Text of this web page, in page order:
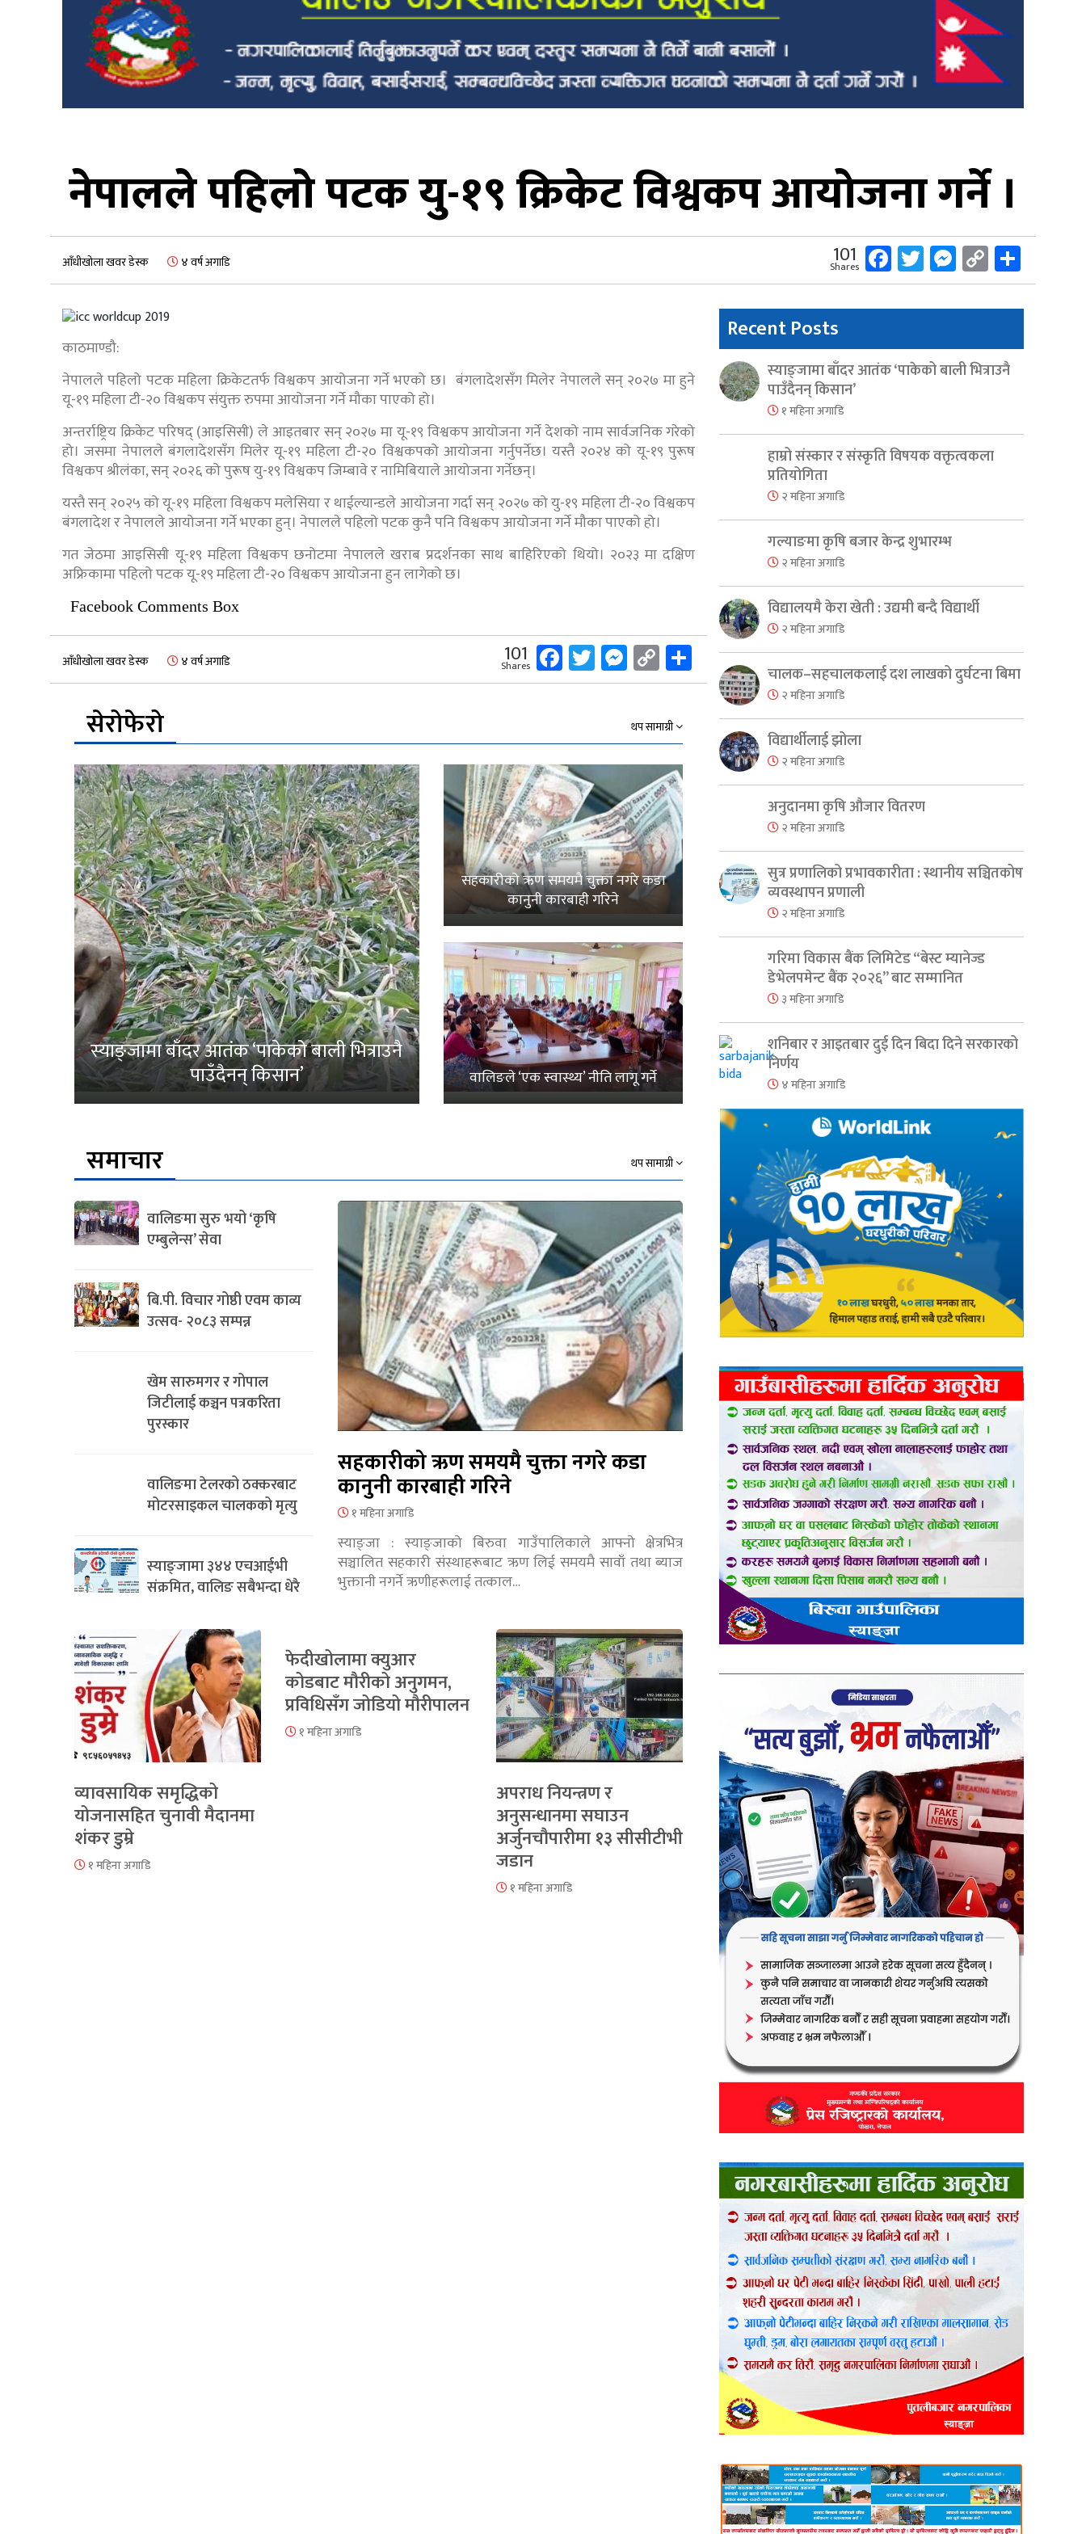
नेपालले पहिलो पटक यु-१९ क्रिकेट विश्वकप आयोजना गर्ने ।
आँधीखोला खवर डेस्क ४ वर्ष अगाडि 101
Shares Facebook
Twitter
Messenger
Copy
Link
काठमाण्डौ:
नेपालले पहिलो पटक महिला क्रिकेटतर्फ विश्वकप आयोजना गर्ने भएको छ। बंगलादेशसँग मिलेर नेपालले सन् २०२७ मा हुने
यू-१९ महिला टी-२० विश्वकप संयुक्त रुपमा आयोजना गर्ने मौका पाएको हो।
अन्तर्राष्ट्रिय क्रिकेट परिषद् (आइसिसी) ले आइतबार सन् २०२७ मा यू-१९ विश्वकप आयोजना गर्ने देशको नाम सार्वजनिक गरेको
हो। जसमा नेपालले बंगलादेशसँग मिलेर यू-१९ महिला टी-२० विश्वकपको आयोजना गर्नुपर्नेछ। यस्तै २०२४ को यू-१९ पुरूष
विश्वकप श्रीलंका, सन् २०२६ को पुरूष यु-१९ विश्वकप जिम्बावे र नामिबियाले आयोजना गर्नेछन्।
यस्तै सन् २०२५ को यू-१९ महिला विश्वकप मलेसिया र थाईल्यान्डले आयोजना गर्दा सन् २०२७ को यु-१९ महिला टी-२० विश्वकप
बंगलादेश र नेपालले आयोजना गर्ने भएका हुन्। नेपालले पहिलो पटक कुनै पनि विश्वकप आयोजना गर्ने मौका पाएको हो।
गत जेठमा आइसिसी यू-१९ महिला विश्वकप छनोटमा नेपालले खराब प्रदर्शनका साथ बाहिरिएको थियो। २०२३ मा दक्षिण
अफ्रिकामा पहिलो पटक यू-१९ महिला टी-२० विश्वकप आयोजना हुन लागेको छ।
Facebook Comments Box
आँधीखोला खवर डेस्क ४ वर्ष अगाडि 101
Shares Facebook
Twitter
Messenger
Copy
Link
Share
सेरोफेरो
थप सामाग्री
स्याङ्जामा बाँदर आतंक ‘पाकेको बाली भित्राउनै
पाउँदैनन् किसान’
सहकारीको ऋण समयमै चुक्ता नगरे कडा
कानुनी कारबाही गरिने
वालिङले ‘एक स्वास्थ्य’ नीति लागू गर्ने
समाचार थप सामाग्री
वालिङमा सुरु भयो ‘कृषि
एम्बुलेन्स’ सेवा
बि.पी. विचार गोष्ठी एवम काव्य
उत्सव- २०८३ सम्पन्न
खेम सारुमगर र गोपाल
जिटीलाई कञ्चन पत्रकरिता
पुरस्कार
वालिङमा टेलरको ठक्करबाट
मोटरसाइकल चालकको मृत्यु
स्याङ्जामा ३४४ एचआईभी
संक्रमित, वालिङ सबैभन्दा धेरै
सहकारीको ऋण समयमै चुक्ता नगरे कडा
कानुनी कारबाही गरिने
१ महिना अगाडि
स्याङ्जा : स्याङ्जाको बिरुवा गाउँपालिकाले आफ्नो क्षेत्रभित्र
सञ्चालित सहकारी संस्थाहरूबाट ऋण लिई समयमै सावाँ तथा ब्याज
भुक्तानी नगर्ने ऋणीहरूलाई तत्काल…
व्यावसायिक समृद्धिको
योजनासहित चुनावी मैदानमा
शंकर डुम्रे
१ महिना अगाडि
फेदीखोलामा क्युआर
कोडबाट मौरीको अनुगमन,
प्रविधिसँग जोडियो मौरीपालन
१ महिना अगाडि
अपराध नियन्त्रण र
अनुसन्धानमा सघाउन
अर्जुनचौपारीमा १३ सीसीटीभी
जडान
१ महिना अगाडि
Recent Posts
स्याङ्जामा बाँदर आतंक ‘पाकेको बाली भित्राउनै
पाउँदैनन् किसान’
१ महिना अगाडि
हाम्रो संस्कार र संस्कृति विषयक वक्तृत्वकला
प्रतियोगिता
२ महिना अगाडि
गल्याङमा कृषि बजार केन्द्र शुभारम्भ
२ महिना अगाडि
विद्यालयमै केरा खेती : उद्यमी बन्दै विद्यार्थी
२ महिना अगाडि
चालक–सहचालकलाई दश लाखको दुर्घटना बिमा
२ महिना अगाडि
विद्यार्थीलाई झोला
२ महिना अगाडि
अनुदानमा कृषि औजार वितरण
२ महिना अगाडि
सुत्र प्रणालिको प्रभावकारीता : स्थानीय सञ्चितकोष
व्यवस्थापन प्रणाली
२ महिना अगाडि
गरिमा विकास बैंक लिमिटेड “बेस्ट म्यानेज्ड
डेभेलपमेन्ट बैंक २०२६” बाट सम्मानित
३ महिना अगाडि
शनिबार र आइतबार दुई दिन बिदा दिने सरकारको
निर्णय
४ महिना अगाडि